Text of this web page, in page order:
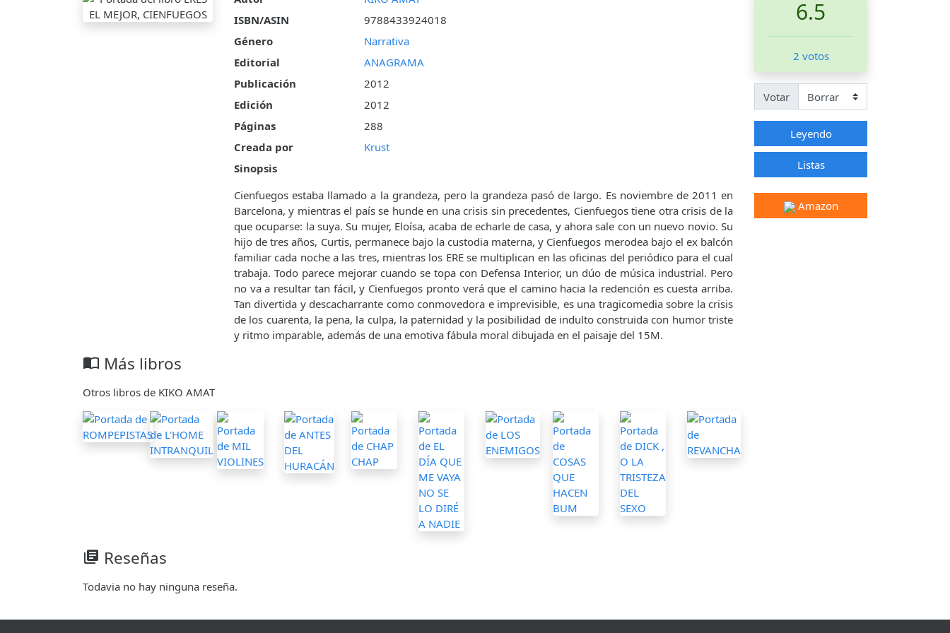
ISBN/ASIN
9788433924018
Género
Narrativa
Editorial
ANAGRAMA
Publicación
2012
Edición
2012
Páginas
288
Creada por
Krust
Sinopsis
Cienfuegos estaba llamado a la grandeza, pero la grandeza pasó de largo. Es noviembre de 2011 en
Barcelona, y mientras el país se hunde en una crisis sin precedentes, Cienfuegos tiene otra crisis de la
que ocuparse: la suya. Su mujer, Eloísa, acaba de echarle de casa, y ahora sale con un nuevo novio. Su
hijo de tres años, Curtis, permanece bajo la custodia materna, y Cienfuegos merodea bajo el ex balcón
familiar cada noche a las tres, mientras los ERE se multiplican en las oficinas del periódico para el cual
trabaja. Todo parece mejorar cuando se topa con Defensa Interior, un dúo de música industrial. Pero
no va a resultar tan fácil, y Cienfuegos pronto verá que el camino hacia la redención es cuesta arriba.
Tan divertida y descacharrante como conmovedora e imprevisible, es una tragicomedia sobre la crisis
de los cuarenta, la pena, la culpa, la paternidad y la posibilidad de indulto construida con humor triste
y ritmo imparable, además de una emotiva fábula moral dibujada en el paisaje del 15M.
6.5
2 votos
Votar
Leyendo
Listas
Amazon
import_contacts Más libros
Otros libros de KIKO AMAT
library_books Reseñas
Todavia no hay ninguna reseña.